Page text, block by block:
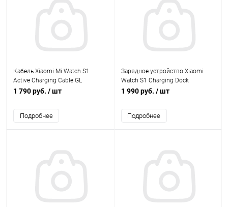
Кабель Xiaomi Mi Watch S1
Active Charging Cable GL
(X37209)
1 790 руб. / шт
Подробнее
Зарядное устройство Xiaomi
Watch S1 Charging Dock
GL(X37204)
1 990 руб. / шт
Подробнее